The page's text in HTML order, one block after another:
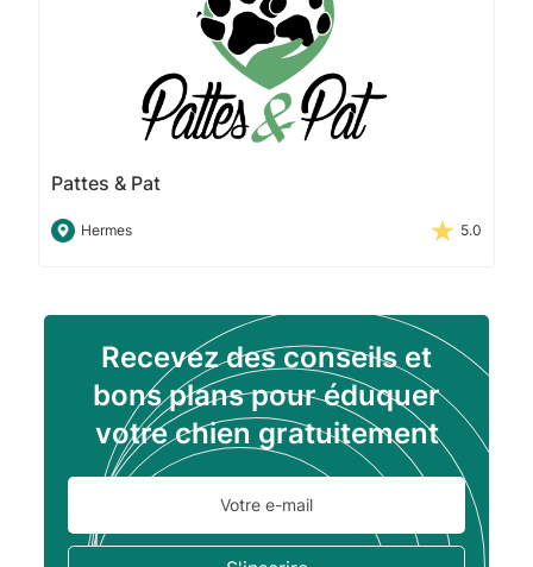
Pattes & Pat
Hermes 5.0
Recevez des conseils et
bons plans pour éduquer
votre chien gratuitement